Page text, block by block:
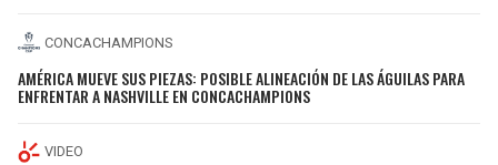
CONCACHAMPIONS
AMÉRICA MUEVE SUS PIEZAS: POSIBLE ALINEACIÓN DE LAS ÁGUILAS PARA
ENFRENTAR A NASHVILLE EN CONCACHAMPIONS
VIDEO